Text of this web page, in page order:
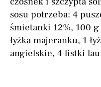
sosu potrzeba: 4
śmietanki 12%, 100
łyżka majeranku, 1
angielskie, 4 listki